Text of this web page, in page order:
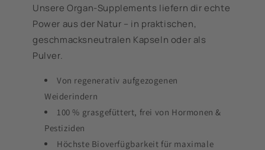
Unsere Organ-Supplements liefern dir echte
Power aus der Natur – in praktischen,
geschmacksneutralen Kapseln oder als
Pulver.
Von regenerativ aufgezogenen
Weiderindern
100 % grasgefüttert, frei von Hormonen &
Pestiziden
Höchste Bioverfügbarkeit für maximale